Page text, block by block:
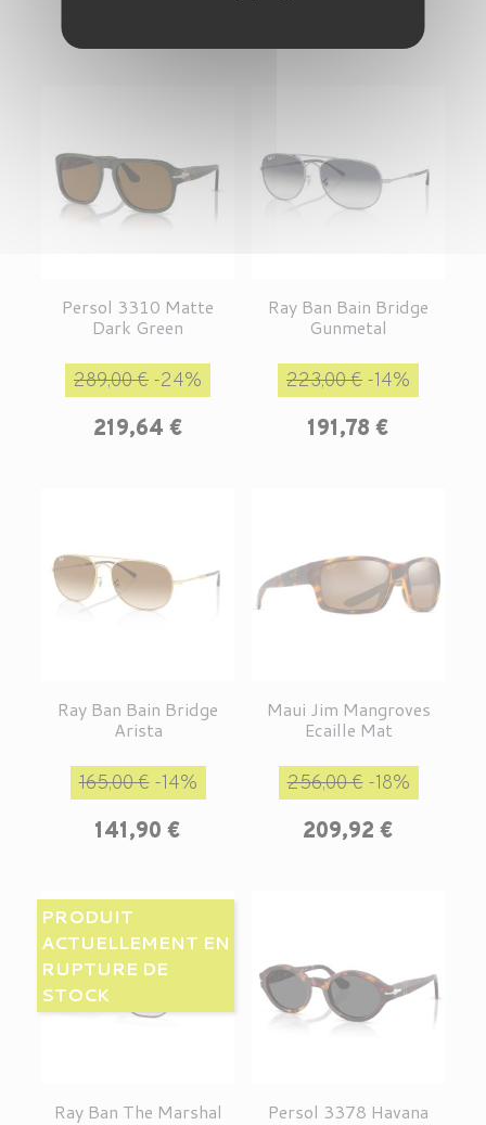
Persol 3310 Matte
Dark Green
Prix de base
289,00 € -24%
219,64 €
Ray Ban Bain Bridge
Gunmetal
Prix de base
223,00 € -14%
191,78 €
Ray Ban Bain Bridge
Arista
Prix de base
165,00 €-14%
141,90 €
Maui Jim Mangroves
Ecaille Mat
Prix de base
256,00 €-18%
209,92 €
Ray Ban The Marshal
PRODUIT
ACTUELLEMENT EN
RUPTURE DE
STOCK
Persol 3378 Havana